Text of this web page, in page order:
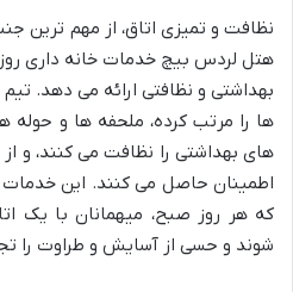
نظافت و تمیزی اتاق، از مهم ترین
هتل لردس بیچ خدمات خانه داری
بهداشتی و نظافتی ارائه می دهد. تیم
ها را مرتب کرده، ملحفه ها و
های بهداشتی را نظافت می کنند، و
اطمینان حاصل می کنند. این
که هر روز صبح، میهمانان با یک
شوند و حسی از آسایش و طراوت را